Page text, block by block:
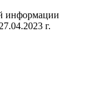
информации
г.